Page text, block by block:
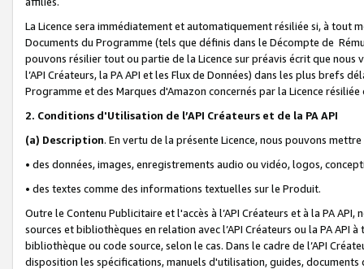
La Licence sera immédiatement et automatiquement résiliée si, à
Documents du Programme (tels que définis dans le Décompte de
pouvons résilier tout ou partie de la Licence sur préavis écrit que
l’API Créateurs, la PA API et les Flux de Données) dans les plus
Programme et des Marques d'Amazon concernés par la Licence
2. Conditions d'Utilisation de l’API Créateurs et de la PA API
(a) Description. En vertu de la présente Licence, nous pouvons
• des données, images, enregistrements audio ou vidéo, logos,
• des textes comme des informations textuelles sur le Produit.
Outre le Contenu Publicitaire et l'accès à l’API Créateurs et à la PA
sources et bibliothèques en relation avec l’API Créateurs ou la PA
bibliothèque ou code source, selon le cas. Dans le cadre de l’API
disposition les spécifications, manuels d'utilisation, guides,